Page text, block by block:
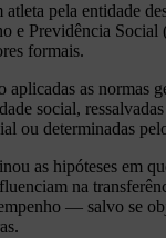
atleta pela entidade
e Previdência
formais.
aplicadas as normas
social,
ou determinadas
as hipóteses em
na
— salvo se